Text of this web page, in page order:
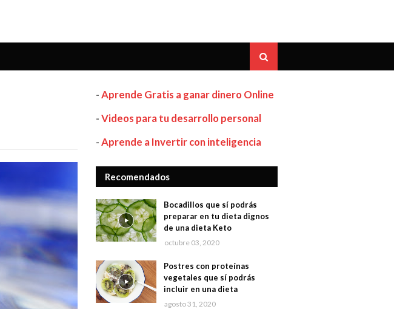
-Aprende Gratis a ganar dinero Online
-Videos para tu desarrollo personal
-Aprende a Invertir con inteligencia
Recomendados
Bocadillos que sí podrás
preparar en tu dieta dignos
de una dieta Keto
octubre 03, 2020
Postres con proteínas
vegetales que sí podrás
incluir en una dieta
agosto 31, 2020